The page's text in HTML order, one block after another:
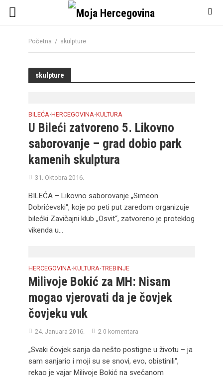
Početna / skulpture
skulpture
BILEĆA•HERCEGOVINA•KULTURA
U Bileći zatvoreno 5. Likovno
saborovanje – grad dobio park
kamenih skulptura
31. Oktobra 2016.
BILEĆA – Likovno saborovanje „Simeon
Dobrićevski“, koje po peti put zaredom organizuje
bilećki Zavičajni klub „Osvit“, zatvoreno je proteklog
vikenda u...
HERCEGOVINA•KULTURA•TREBINJE
Milivoje Bokić za MH: Nisam
mogao vjerovati da je čovjek
čovjeku vuk
24. Januara 2016. 2 0 komentara
„Svaki čovjek sanja da nešto postigne u životu – ja
sam sanjario i moji su se snovi, evo, obistinili“,
rekao je vajar Milivoje Bokić na svečanom